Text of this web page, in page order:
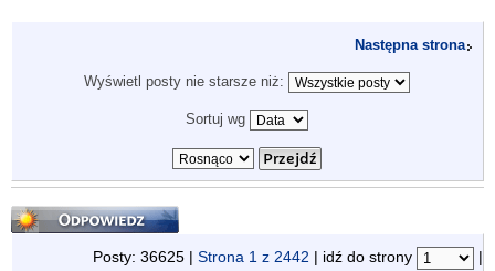
Następna strona
Wyświetl posty nie starsze niż:
Sortuj wg
Odpowiedz
Posty: 36625 | Strona 1 z 2442 | idź do strony |